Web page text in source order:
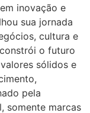
inovação e
sua jornada
cultura e
o futuro
sólidos e
pela
somente marcas